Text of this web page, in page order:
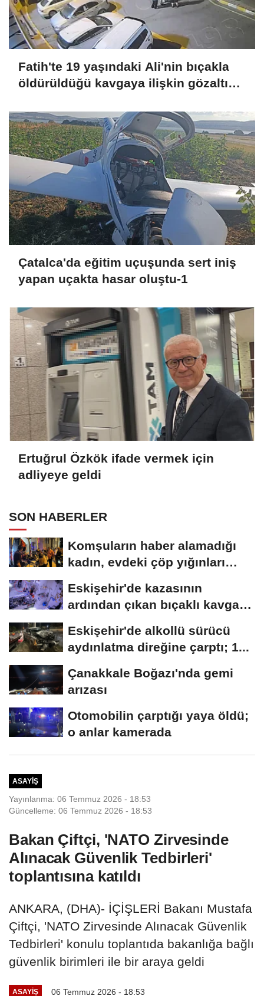
Fatih'te 19 yaşındaki Ali'nin bıçakla
öldürüldüğü kavgaya ilişkin gözaltı
Çatalca'da eğitim uçuşunda sert iniş
yapan uçakta hasar oluştu-1
Ertuğrul Özkök ifade vermek için
adliyeye geldi
SON HABERLER
Komşuların haber alamadığı
kadın, evdeki çöp yığınları
Eskişehir'de kazasının
ardından çıkan bıçaklı kavga
Eskişehir'de alkollü sürücü
aydınlatma direğine çarptı; 1...
Çanakkale Boğazı'nda gemi
arızası
Otomobilin çarptığı yaya öldü;
o anlar kamerada
ASAYIŞ
Yayınlanma: 06 Temmuz 2026 - 18:53
Güncelleme: 06 Temmuz 2026 - 18:53
Bakan Çiftçi, 'NATO Zirvesinde
Alınacak Güvenlik Tedbirleri'
toplantısına katıldı
ANKARA, (DHA)- İÇİŞLERİ Bakanı Mustafa
Çiftçi, 'NATO Zirvesinde Alınacak Güvenlik
Tedbirleri' konulu toplantıda bakanlığa bağlı
güvenlik birimleri ile bir araya geldi
ASAYIŞ 06 Temmuz 2026 - 18:53